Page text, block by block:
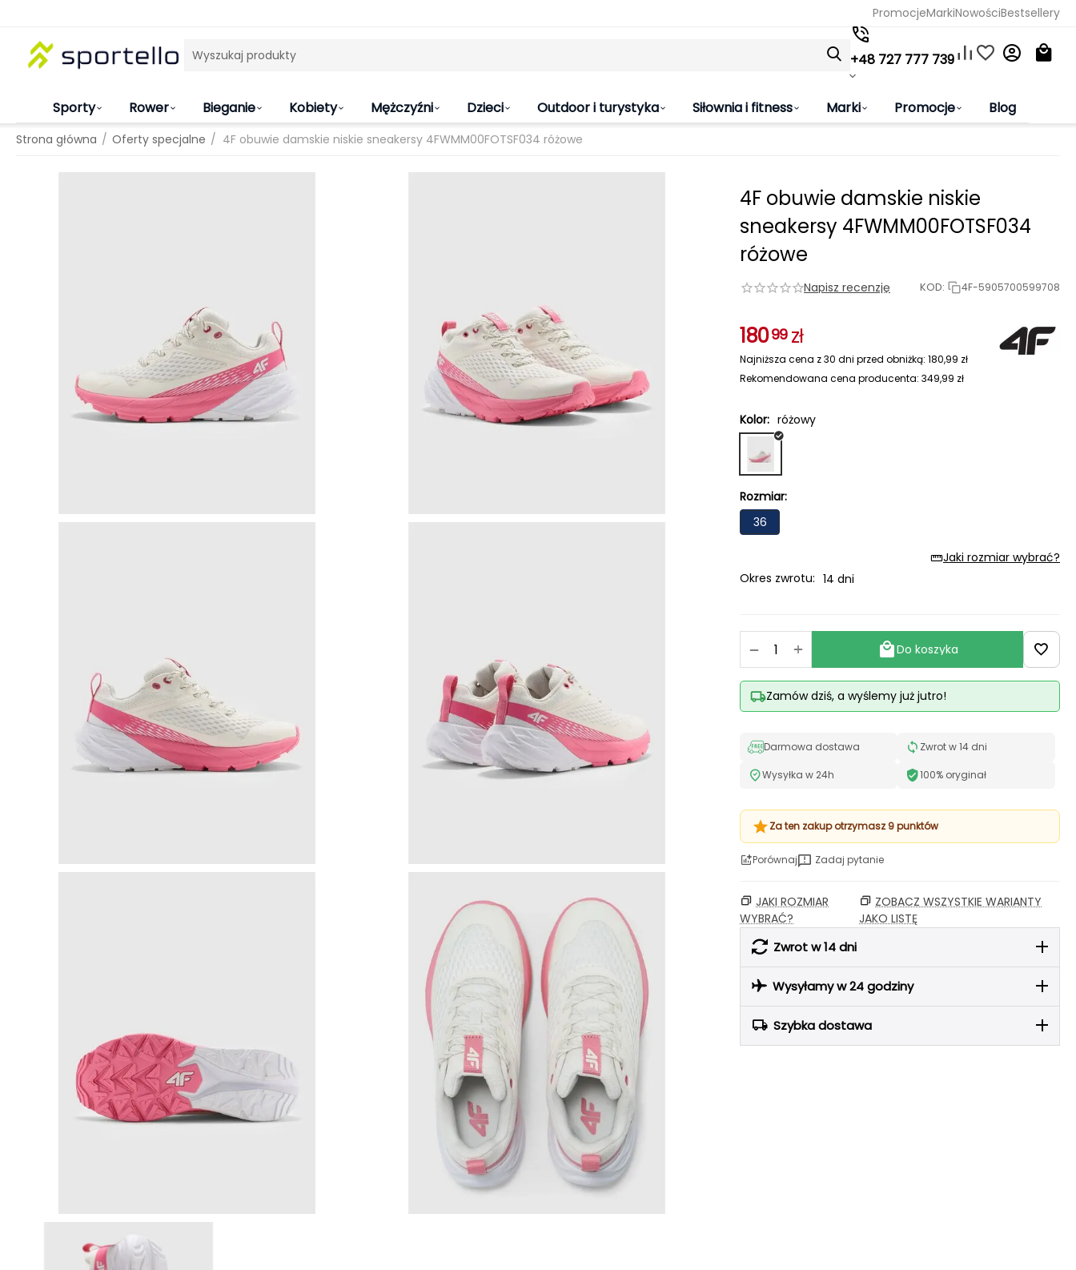
PromocjeMarkiNowościBestsellery
+48 727 777 739
Sporty Rower Bieganie Kobiety Mężczyźni Dzieci Outdoor i turystyka Siłownia i fitness Marki Promocje Blog
Strona główna / Oferty specjalne / 4F obuwie damskie niskie sneakersy 4FWMM00FOTSF034 różowe
4F obuwie damskie niskie
sneakersy 4FWMM00FOTSF034
różowe
Napisz recenzję KOD: 4F-5905700599708
18099 zł
Najniższa cena z 30 dni przed obniżką: 180,99 zł
Rekomendowana cena producenta: 349,99 zł
Kolor: różowy
Rozmiar:
36
Jaki rozmiar wybrać?
Okres zwrotu: 14 dni
+
− Do koszyka
Zamów dziś, a wyślemy już jutro!
Darmowa dostawa Zwrot w 14 dni
Wysyłka w 24h 100% oryginał
Za ten zakup otrzymasz 9 punktów
Porównaj Zadaj pytanie
JAKI ROZMIAR
WYBRAĆ?
ZOBACZ WSZYSTKIE WARIANTY
JAKO LISTĘ
Zwrot w 14 dni
Wysyłamy w 24 godziny
Szybka dostawa